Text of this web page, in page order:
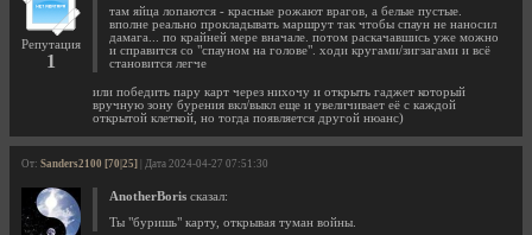
Репутация
1
там яйца лопаются - красные рожают врагов, а белые пустые.
вполне реально прокладывать маршрут так чтобы спаун не наносил
дамага... по крайней мере вначале. потом раскачавшись уже можно
и справится со "спауном на голове". ходи кругами/зигзагами и всё
становится легче
или победить пару карт через нихочу и открыть гаджет который
вручную зону бурения вкл/выкл еще и увеличивает её с каждой
открытой клеткой, но тогда появляется другой нюанс)
От: Sanders2100 [70|25] | Дата 2024-04-27 07:51:30
AnotherBoris сказал:
Ты "буришь" карту, открывая туман войны.